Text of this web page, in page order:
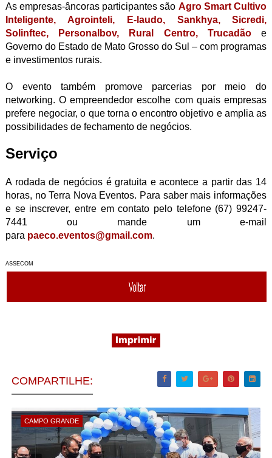
As empresas-âncoras participantes são Agro Smart Cultivo
Inteligente,Agrointeli, E-laudo, Sankhya,Sicredi,
Solinftec, Personalbov, Rural Centro, Trucadãoe
Governo do Estado de Mato Grosso do Sul – com programas
e investimentos rurais.
O evento também promove parcerias por meio do
networking. O empreendedor escolhe com quais empresas
prefere negociar, o que torna o encontro objetivo e amplia as
possibilidades de fechamento de negócios.
Serviço
A rodada de negócios é gratuita e acontece a partir das 14
horas, no Terra Nova Eventos. Para saber mais informações
e se inscrever, entre em contato pelo telefone (67) 99247-
7441 ou mande um e-mail
para paeco.eventos@gmail.com.
ASSECOM
COMPARTILHE:
CAMPO GRANDE